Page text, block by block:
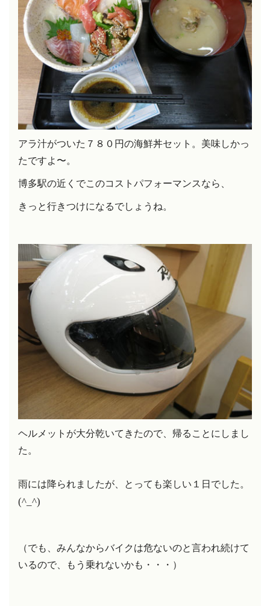
アラ汁がついた７８０円の海鮮丼セット。美味しかっ
たですよ〜。
博多駅の近くでこのコストパフォーマンスなら、
きっと行きつけになるでしょうね。
ヘルメットが大分乾いてきたので、帰ることにしまし
た。
雨には降られましたが、とっても楽しい１日でした。
(^_^)
（でも、みんなからバイクは危ないのと言われ続けて
いるので、もう乗れないかも・・・）